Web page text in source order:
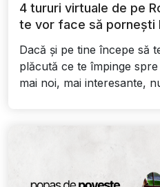
4 tururi virtuale de pe
te vor face să pornești
Dacă și pe tine începe să
plăcută ce te împinge
mai noi, mai interesante,